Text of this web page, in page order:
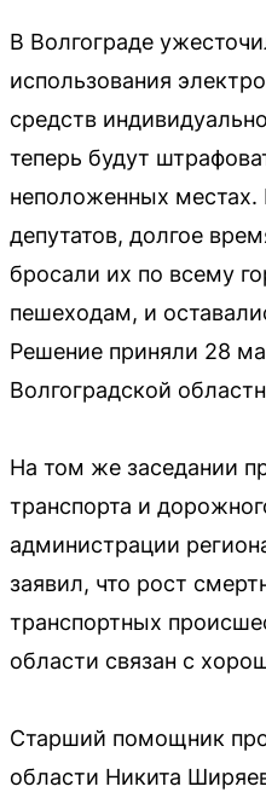
В Волгограде
использования
средств
теперь будут
неположенных
депутатов, долгое
бросали их по всему
пешеходам, и
Решение приняли 28
Волгоградской
На том же заседании
транспорта и
администрации
заявил, что рост
транспортных
области связан с
Старший помощник
области Никита